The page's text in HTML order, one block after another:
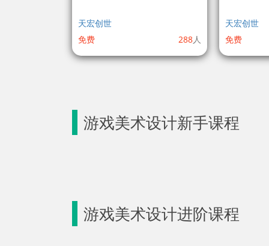
天宏创世
免费
288人
天宏创世
免费
游戏美术设计新手课程
游戏美术设计进阶课程